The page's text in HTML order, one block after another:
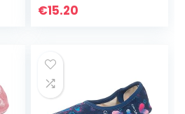
turnschoenen,
€15.20